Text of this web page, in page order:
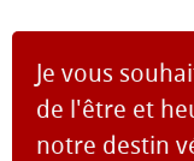
Je vous
de l'être et
notre destin